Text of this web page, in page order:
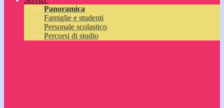
Panoramica
Famiglie e studenti
Personale scolastico
Percorsi di studio